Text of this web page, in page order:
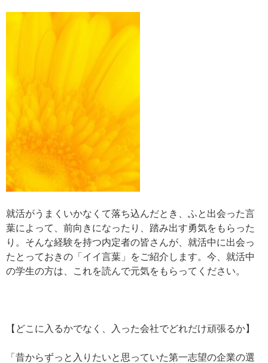
就活がうまくいかなくて落ち込んだとき、ふと出会った言
葉によって、前向きになったり、踏み出す勇気をもらった
り。そんな経験を持つ内定者の皆さんが、就活中に出会っ
たとっておきの「イイ言葉」をご紹介します。今、就活中
の学生の方は、これを読んで元気をもらってください。
【どこに入るかでなく、入った会社でどれだけ頑張るか】
「昔からずっと入りたいと思っていた第一志望の企業の選